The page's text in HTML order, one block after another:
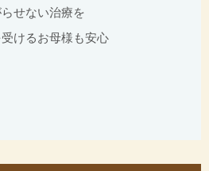
せない治療を
けるお母様も安心